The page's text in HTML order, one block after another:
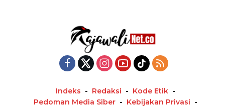
Indeks Redaksi
Kode Etik
Pedoman Media Siber
Kebijakan Privasi